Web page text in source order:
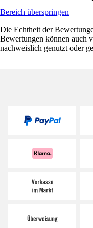
Bereich überspringen
Die Echtheit der
Bewertungen können auch
nachweislich genutzt oder